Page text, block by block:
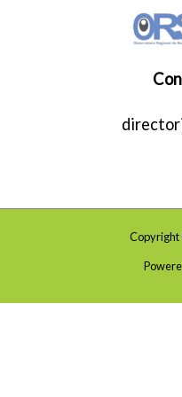
Copyright